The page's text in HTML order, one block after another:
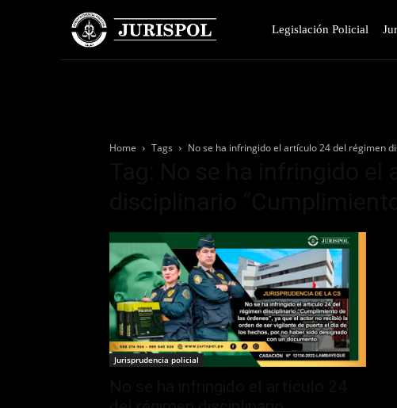
Legislación Policial
Home Tags No se ha infringido el artículo 24 del régimen
Jurisprudencia policial